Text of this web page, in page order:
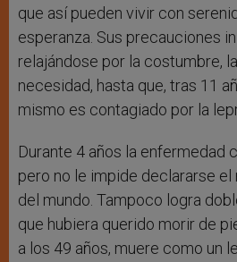
que así pueden vivir con
esperanza. Sus precauciones
relajándose por la costumbre,
necesidad, hasta que, tras 11
mismo es contagiado por la
Durante 4 años la enfermedad
pero no le impide declararse
del mundo. Tampoco logra
que hubiera querido morir de
a los 49 años, muere como un